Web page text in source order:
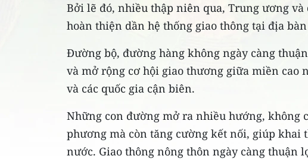
Bởi lẽ đó, nhiều thập niên qua, Trung ương
hoàn thiện dần hệ thống giao thông tại địa
Đường bộ, đường hàng không ngày càng
và mở rộng cơ hội giao thương giữa miền
và các quốc gia cận biên.
Những con đường mở ra nhiều hướng,
phương mà còn tăng cường kết nối, giúp khai
nước. Giao thông nông thôn ngày càng thuận